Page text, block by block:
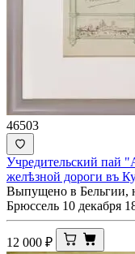
46503
Учредительский пай
желѣзной дороги въ
Выпущено в Бельгии,
Брюссель 10 декабря
12 000 ₽